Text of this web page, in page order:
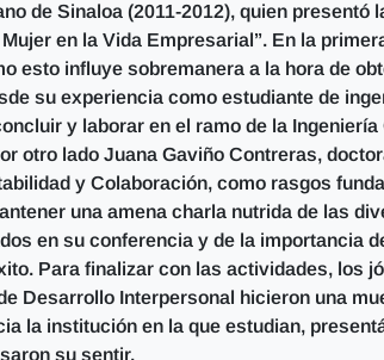
de Sinaloa (2011-2012), quien presentó
en la Vida Empresarial”. En la
esto influye sobremanera a la hora de
su experiencia como estudiante de
y laborar en el ramo de la
otro lado Juana Gaviño Contreras,
y Colaboración, como rasgos
una amena charla nutrida de las
en su conferencia y de la importancia
Para finalizar con las actividades, los
Desarrollo Interpersonal hicieron una
la institución en la que estudian,
su sentir.